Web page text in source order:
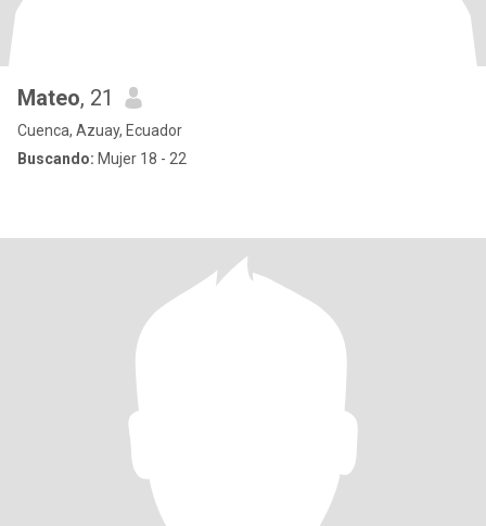
Mateo, 21
Cuenca, Azuay, Ecuador
Buscando: Mujer 18 - 22